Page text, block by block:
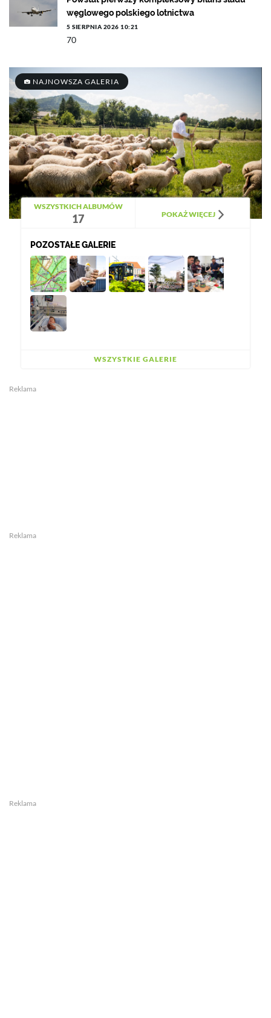
węglowego polskiego lotnictwa
5 SIERPNIA 2026 10:21
70
NAJNOWSZA GALERIA
WSZYSTKICH ALBUMÓW
17 POKAŻ WIĘCEJ
POZOSTAŁE GALERIE
WSZYSTKIE GALERIE
Reklama
Reklama
Reklama